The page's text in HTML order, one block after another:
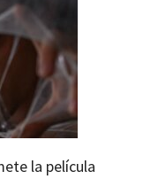
la película